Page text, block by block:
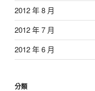
2012 年 8 月
2012 年 7 月
2012 年 6 月
分類